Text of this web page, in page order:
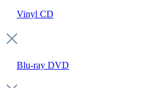
Vinyl CD
Blu-ray DVD